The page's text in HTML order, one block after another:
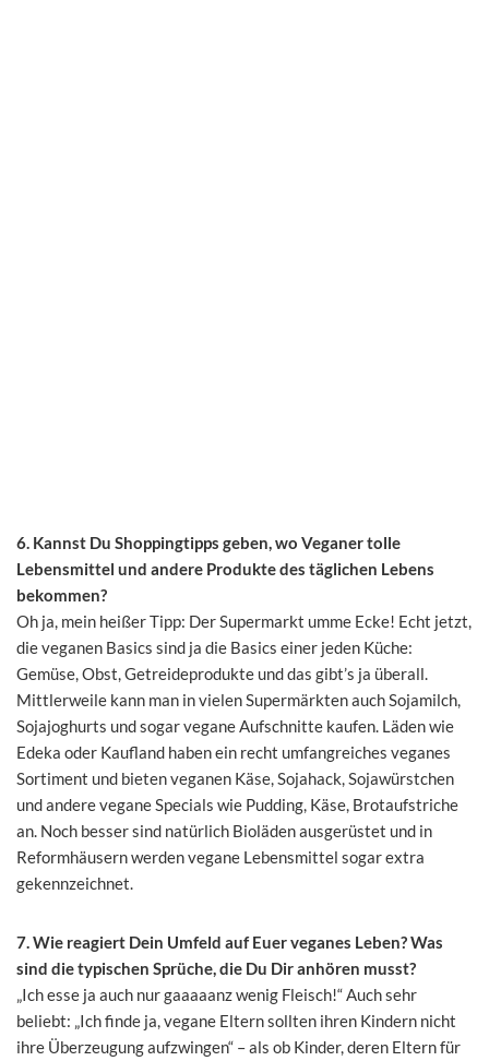
6. Kannst Du Shoppingtipps geben, wo Veganer tolle
Lebensmittel und andere Produkte des täglichen Lebens
bekommen?
Oh ja, mein heißer Tipp: Der Supermarkt umme Ecke! Echt jetzt,
die veganen Basics sind ja die Basics einer jeden Küche:
Gemüse, Obst, Getreideprodukte und das gibt’s ja überall.
Mittlerweile kann man in vielen Supermärkten auch Sojamilch,
Sojajoghurts und sogar vegane Aufschnitte kaufen. Läden wie
Edeka oder Kaufland haben ein recht umfangreiches veganes
Sortiment und bieten veganen Käse, Sojahack, Sojawürstchen
und andere vegane Specials wie Pudding, Käse, Brotaufstriche
an. Noch besser sind natürlich Bioläden ausgerüstet und in
Reformhäusern werden vegane Lebensmittel sogar extra
gekennzeichnet.
7. Wie reagiert Dein Umfeld auf Euer veganes Leben? Was
sind die typischen Sprüche, die Du Dir anhören musst?
„Ich esse ja auch nur gaaaaanz wenig Fleisch!“ Auch sehr
beliebt: „Ich finde ja, vegane Eltern sollten ihren Kindern nicht
ihre Überzeugung aufzwingen“ – als ob Kinder, deren Eltern für